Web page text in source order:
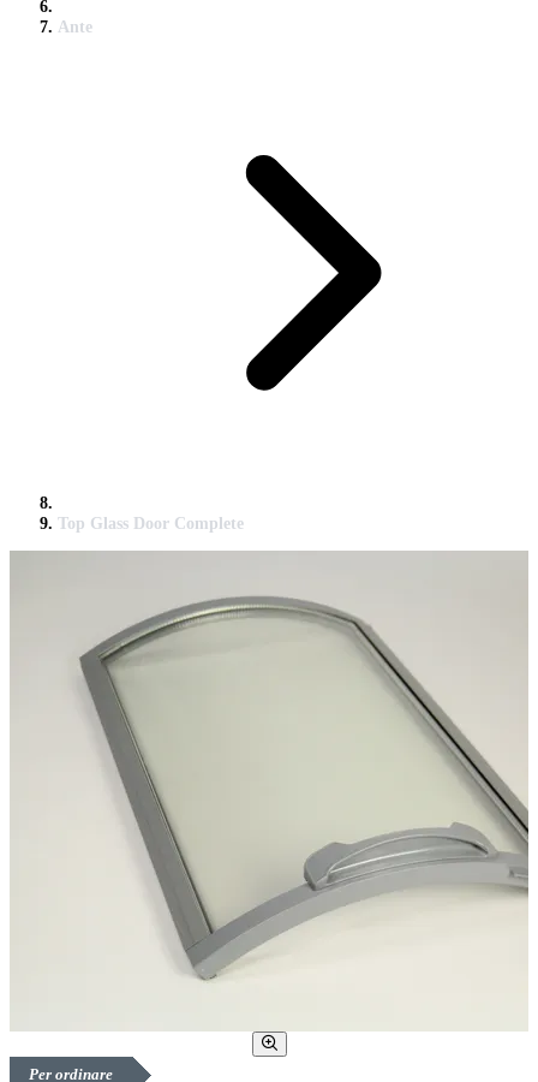
Ante
Top Glass Door Complete
Per ordinare